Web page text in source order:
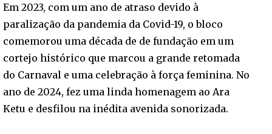
Em 2023, com um ano de atraso devido à
paralização da pandemia da Covid-19, o bloco
comemorou uma década de de fundação em um
cortejo histórico que marcou a grande retomada
do Carnaval e uma celebração à força feminina. No
ano de 2024, fez uma linda homenagem ao Ara
Ketu e desfilou na inédita avenida sonorizada.